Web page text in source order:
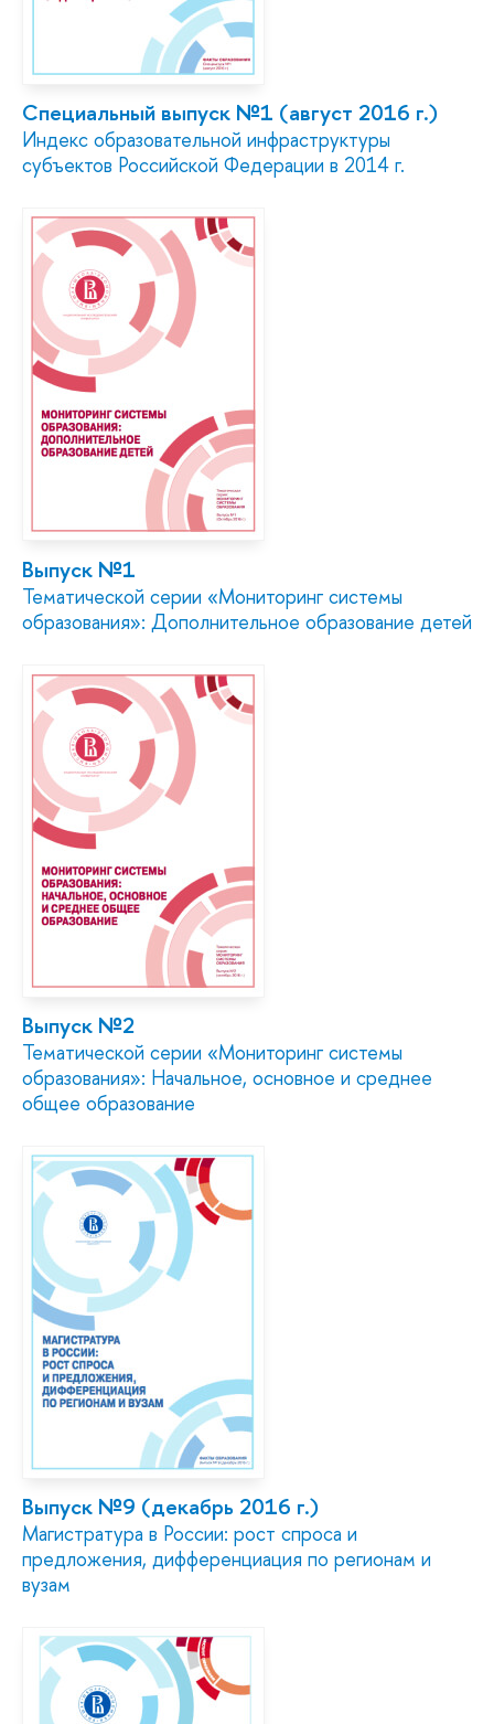
Специальный выпуск №1 (август 2016 г.)
Индекс образовательной инфраструктуры
субъектов Российской Федерации в 2014 г.
Выпуск №1
Тематической серии «Мониторинг системы
образования»: Дополнительное образование детей
Выпуск №2
Тематической серии «Мониторинг системы
образования»: Начальное, основное и среднее
общее образование
Выпуск №9 (декабрь 2016 г.)
Магистратура в России: рост спроса и
предложения, дифференциация по регионам и
вузам